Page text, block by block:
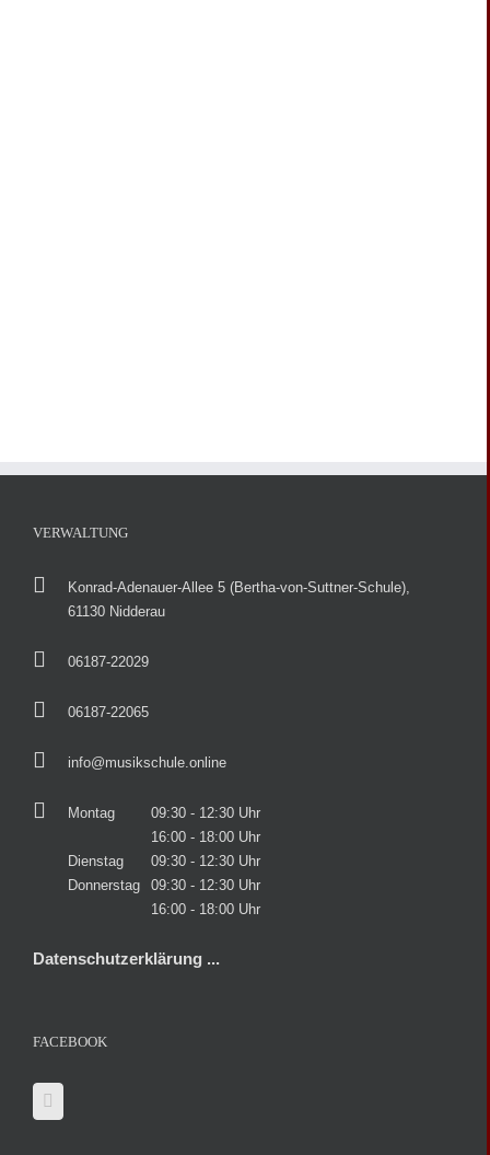
VERWALTUNG
Konrad-Adenauer-Allee 5 (Bertha-von-Suttner-Schule),
61130 Nidderau
06187-22029
06187-22065
info@musikschule.online
Montag
09:30 - 12:30 Uhr
16:00 - 18:00 Uhr
Dienstag
09:30 - 12:30 Uhr
Donnerstag
09:30 - 12:30 Uhr
16:00 - 18:00 Uhr
Datenschutzerklärung ...
FACEBOOK